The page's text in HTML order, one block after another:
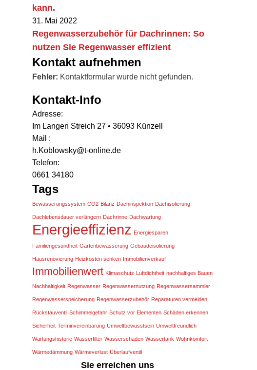
kann.
31. Mai 2022
Regenwasserzubehör für Dachrinnen: So
nutzen Sie Regenwasser effizient
Kontakt aufnehmen
Fehler: Kontaktformular wurde nicht gefunden.
Kontakt-Info
Adresse:
Im Langen Streich 27 • 36093 Künzell
Mail :
h.Koblowsky@t-online.de
Telefon:
0661 34180
Tags
Bewässerungssystem CO2-Bilanz Dachinspektion Dachisolierung
Dachlebensdauer verlängern Dachrinne Dachwartung
Energieeffizienz Energiesparen
Familiengesundheit Gartenbewässerung Gebäudeisolierung
Hausrenovierung Heizkosten senken Immobilienverkauf
Immobilienwert Klimaschutz Luftdichtheit nachhaltiges Bauen
Nachhaltigkeit Regenwasser Regenwassernutzung Regenwassersammler
Regenwasserspeicherung Regenwasserzubehör Reparaturen vermeiden
Rückstauventil Schimmelgefahr Schutz vor Elementen Schäden erkennen
Sicherheit Terminvereinbarung Umweltbewusstsein Umweltfreundlich
Wartungshistorie Wasserfilter Wasserschäden Wassertank Wohnkomfort
Wärmedämmung Wärmeverlust Überlaufventil
Sie erreichen uns